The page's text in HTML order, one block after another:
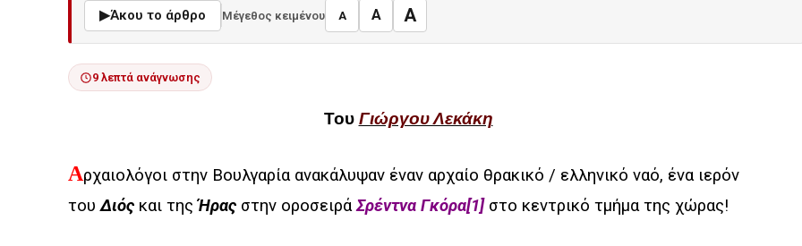
▶Άκου το άρθρο Μέγεθος κειμένου A A A
9 λεπτά ανάγνωσης
Του Γιώργου Λεκάκη
Αρχαιολόγοι στην Βουλγαρία ανακάλυψαν έναν αρχαίο θρακικό / ελληνικό ναό, ένα ιερόν
τουΔιός και τηςΉρας στην οροσειράΣρέντνα Γκόρα[1]στο κεντρικό τμήμα της χώρας!